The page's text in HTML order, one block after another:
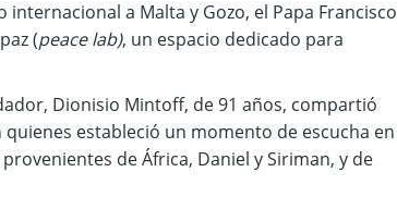
internacional a Malta y Gozo, el Papa Francisco
(peace lab), un espacio dedicado para
Dionisio Mintoff, de 91 años, compartió
estableció un momento de escucha en
de África, Daniel y Siriman, y de